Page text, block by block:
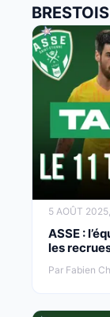
BRESTOIS
5 AOÛT
ASSE :
les
Par Fabien